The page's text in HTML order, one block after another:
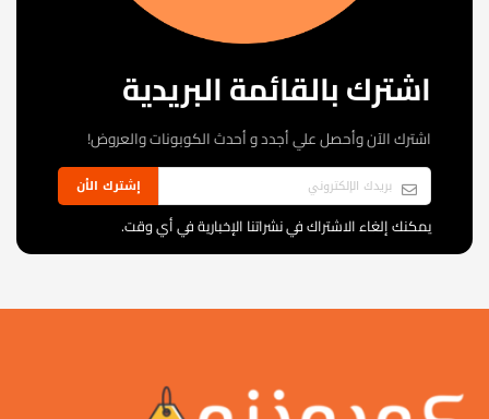
اشترك بالقائمة البريدية
اشترك الآن وأحصل علي أجدد و أحدث الكوبونات والعروض!
إشترك الأن
يمكنك إلغاء الاشتراك في نشراتنا الإخبارية في أي وقت.